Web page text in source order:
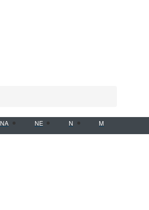
NA NE N M